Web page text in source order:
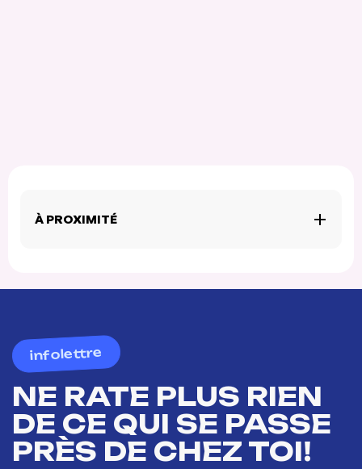
À PROXIMITÉ
infolettre
NE RATE PLUS RIEN
DE CE QUI SE PASSE
PRÈS DE CHEZ TOI!